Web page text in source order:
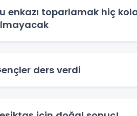
enkazı toparlamak hiç
ders verdi